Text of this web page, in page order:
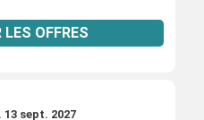
LES OFFRES
13 sept. 2027